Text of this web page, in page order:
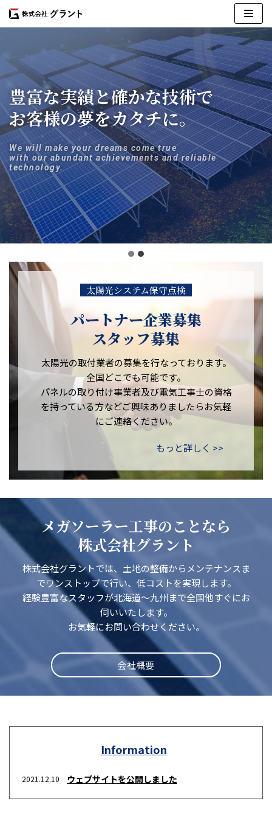
テ
ン
ツ
へ
ス
キ
ッ
プ
豊富な実績と確かな技術で
お客様の夢をカタチに。
We will make your dreams come true
with our abundant achievements and reliable
technology.
太陽光システム保守点検
パートナー企業募集
スタッフ募集
太陽光の取付業者の募集を行なっております。
全国どこでも可能です。
パネルの取り付け事業者及び電気工事士の資格
を持っている方などご興味ありましたらお気軽
にご連絡ください。
もっと詳しく >>
メガソーラー工事のことなら
株式会社グラント
株式会社グラントでは、土地の整備からメンテナンスま
でワンストップで行い、低コストを実現します。
経験豊富なスタッフが北海道～九州まで全国他すぐにお
伺いいたします。
お気軽にお問い合わせください。
会社概要
Information
ウェブサイトを公開しました
2021.12.10